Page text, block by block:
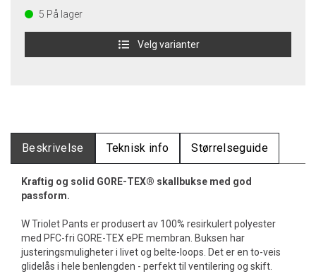
5 På lager
Velg varianter
Beskrivelse Teknisk info Størrelseguide
Kraftig og solid GORE-TEX® skallbukse med god
passform.
W Triolet Pants er produsert av 100% resirkulert polyester
med PFC-fri GORE-TEX ePE membran. Buksen har
justeringsmuligheter i livet og belte-loops. Det er en to-veis
glidelås i hele benlengden - perfekt til ventilering og skift.